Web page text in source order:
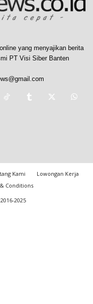
yang menyajikan berita
PT Visi Siber Banten
Kami
Lowongan Kerja
Conditions
2025